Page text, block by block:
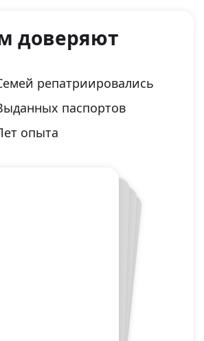
доверяют
репатриировались
паспортов
опыта